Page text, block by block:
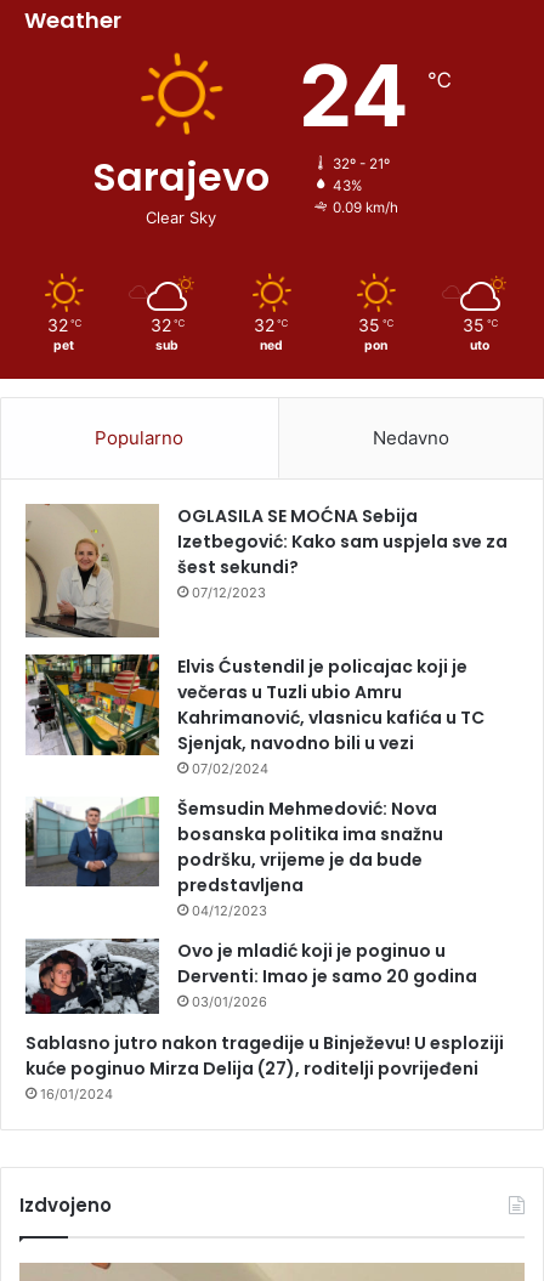
Weather
Sarajevo
Clear Sky
24 ℃
32º - 21º
43%
0.09 km/h
32 ℃
pet
32 ℃
sub
32 ℃
ned
35 ℃
pon
35 ℃
uto
Popularno Nedavno
OGLASILA SE MOĆNA Sebija
Izetbegović: Kako sam uspjela sve za
šest sekundi?
07/12/2023
Elvis Ćustendil je policajac koji je
večeras u Tuzli ubio Amru
Kahrimanović, vlasnicu kafića u TC
Sjenjak, navodno bili u vezi
07/02/2024
Šemsudin Mehmedović: Nova
bosanska politika ima snažnu
podršku, vrijeme je da bude
predstavljena
04/12/2023
Ovo je mladić koji je poginuo u
Derventi: Imao je samo 20 godina
03/01/2026
Sablasno jutro nakon tragedije u Binježevu! U esploziji
kuće poginuo Mirza Delija (27), roditelji povrijeđeni
16/01/2024
Izdvojeno